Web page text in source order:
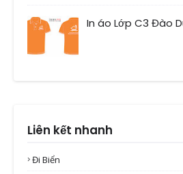
In áo Lớp C3 Đào
Liên kết nhanh
Đi Biển